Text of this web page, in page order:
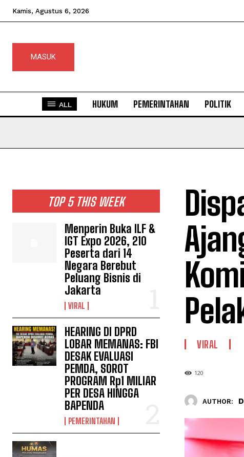
Kamis, Agustus 6, 2026
MASUK
ALL HUKUM PEMERINTAHAN POLITIK
TOP 5 THIS WEEK
Menperin Buka ILF &
IGT Expo 2026, 210
Peserta dari 14
Negara Berebut
Peluang Bisnis di
Jakarta
VIRAL
HEARING DI DPRD
LOBAR MEMANAS: FBI
DESAK EVALUASI
PEMDA, SOROT
PROGRAM Rp1 MILIAR
PER DESA HINGGA
BAPENDA
PEMERINTAHAN
VIRAL
120
AUTHOR: